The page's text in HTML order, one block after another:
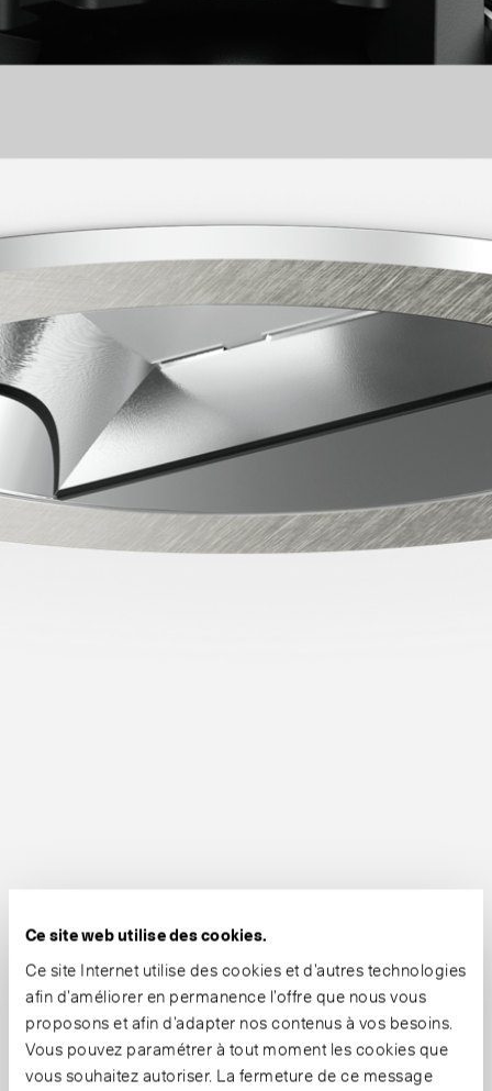
Ce site web utilise des cookies.
Ce site Internet utilise des cookies et d’autres technologies
afin d’améliorer en permanence l’offre que nous vous
proposons et afin d’adapter nos contenus à vos besoins.
Vous pouvez paramétrer à tout moment les cookies que
vous souhaitez autoriser. La fermeture de ce message